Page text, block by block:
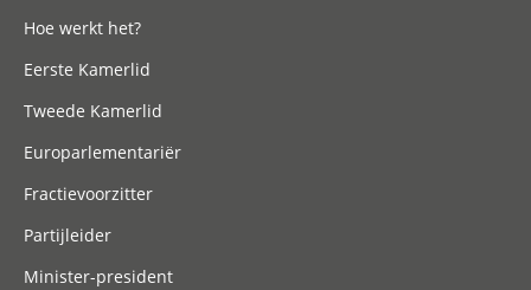
Hoe werkt het?
Eerste Kamerlid
Tweede Kamerlid
Europarlementariër
Fractievoorzitter
Partijleider
Minister-president